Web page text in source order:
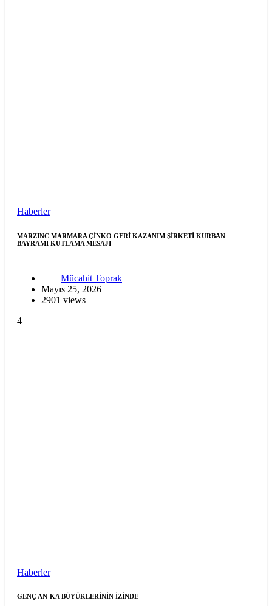
Haberler
MARZINC MARMARA ÇİNKO GERİ KAZANIM ŞİRKETİ KURBAN
BAYRAMI KUTLAMA MESAJI
Mücahit Toprak
Mayıs 25, 2026
2901 views
4
Haberler
GENÇ AN-KA BÜYÜKLERİNİN İZİNDE